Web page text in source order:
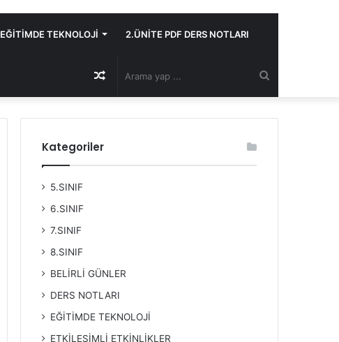
EĞİTİMDE TEKNOLOJİ 2.ÜNİTE PDF DERS NOTLARI
yap
Rastgele
Makale
Kategoriler
5.SINIF
6.SINIF
7.SINIF
8.SINIF
BELİRLİ GÜNLER
DERS NOTLARI
EĞİTİMDE TEKNOLOJİ
ETKİLEŞİMLİ ETKİNLİKLER